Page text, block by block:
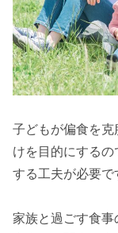
子どもが偏食を
けを目的にする
する工夫が必要で
家族と過ごす食